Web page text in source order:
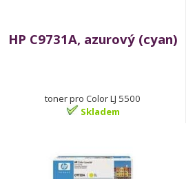
HP C9731A, azurový (cyan)
toner pro Color LJ 5500
Skladem